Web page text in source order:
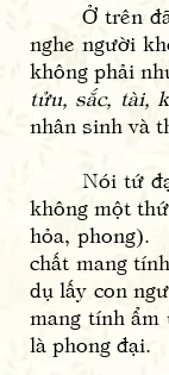
Ở trên đã
nghe người
không phải
tửu, sắc, tài,
nhân sinh và
Nói tứ đại
không một
hỏa, phong).
chất mang
dụ lấy con
mang tính
là phong đại.